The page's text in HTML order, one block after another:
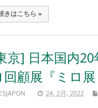
きはこちら »
京] 日本国内
回顧展『ミロ展
24, 2月, 2022